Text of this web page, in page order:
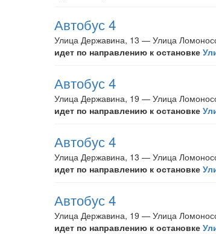
Автобус 4
Улица Державина, 13 — Улица
идет по направлению к остановке
Автобус 4
Улица Державина, 19 — Улица
идет по направлению к остановке
Автобус 4
Улица Державина, 13 — Улица
идет по направлению к остановке
Автобус 4
Улица Державина, 19 — Улица
идет по направлению к остановке